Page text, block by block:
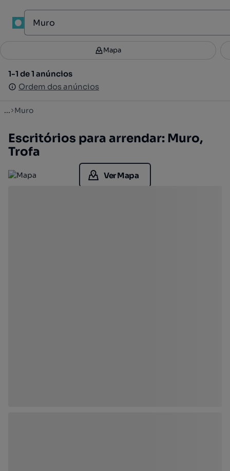
Filtros 4
1-1 de 1 anúncios
Ordem dos anúncios
Mapa
1-1 de 1 anúncios
Ordem dos anúncios
... Muro
Escritórios para arrendar: Muro,
Trofa
Ver Mapa